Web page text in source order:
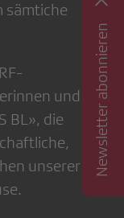
sämtiche
und
BL», die
unserer
Newsletter abonnieren